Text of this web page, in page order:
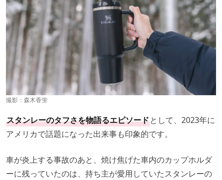
撮影：森木香蛍
スタンレーのタフさを物語るエピソードとして、2023年に
アメリカで話題になった出来事も印象的です。
車が炎上する事故のあと、焼け焦げた車内のカップホルダ
ーに残っていたのは、持ち主が愛用していたスタンレーの